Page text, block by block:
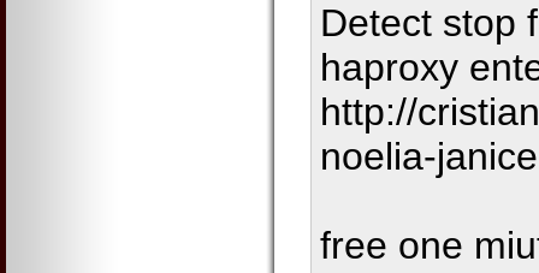
Detect stop
haproxy
http://
noelia-janice
free one